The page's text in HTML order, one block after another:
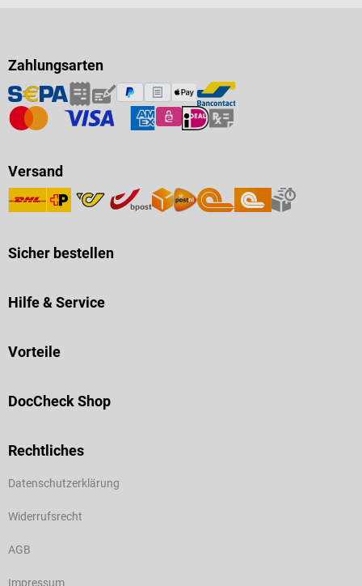
Zahlungsarten
Versand
Sicher bestellen
Hilfe & Service
Vorteile
DocCheck Shop
Rechtliches
Datenschutzerklärung
Widerrufsrecht
AGB
Impressum